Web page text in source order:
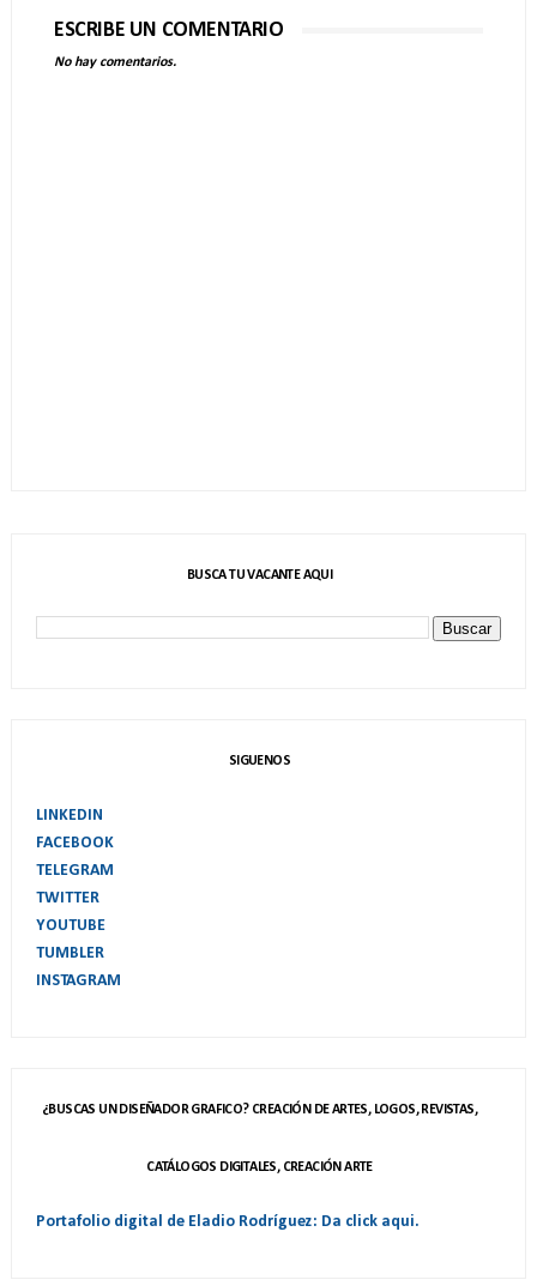
ESCRIBE UN COMENTARIO
No hay comentarios.
BUSCA TU VACANTE AQUI
SIGUENOS
LINKEDIN
FACEBOOK
TELEGRAM
TWITTER
YOUTUBE
TUMBLER
INSTAGRAM
¿BUSCAS UN DISEÑADOR GRAFICO? CREACIÓN DE ARTES, LOGOS, REVISTAS,
CATÁLOGOS DIGITALES, CREACIÓN ARTE
Portafolio digital de Eladio Rodríguez: Da click aqui.